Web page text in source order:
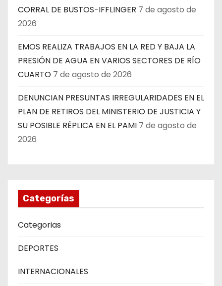
CORRAL DE BUSTOS-IFFLINGER 7 de agosto de
2026
EMOS REALIZA TRABAJOS EN LA RED Y BAJA LA
PRESIÓN DE AGUA EN VARIOS SECTORES DE RÍO
CUARTO 7 de agosto de 2026
DENUNCIAN PRESUNTAS IRREGULARIDADES EN EL
PLAN DE RETIROS DEL MINISTERIO DE JUSTICIA Y
SU POSIBLE RÉPLICA EN EL PAMI 7 de agosto de
2026
Categorías
Categorias
DEPORTES
INTERNACIONALES